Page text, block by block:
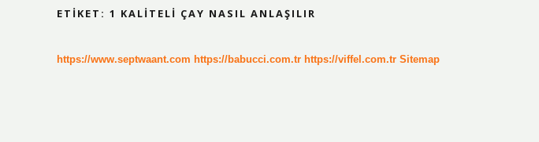
ETIKET: 1 KALITELI ÇAY NASIL ANLAŞILIR
https://www.septwaant.com https://babucci.com.tr https://viffel.com.tr Sitemap